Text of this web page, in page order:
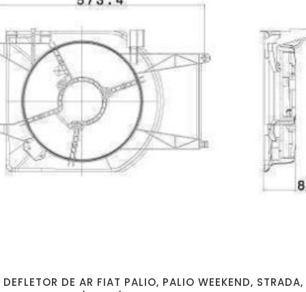
DEFLETOR DE AR FIAT PALIO, PALIO WEEKEND, STRADA,